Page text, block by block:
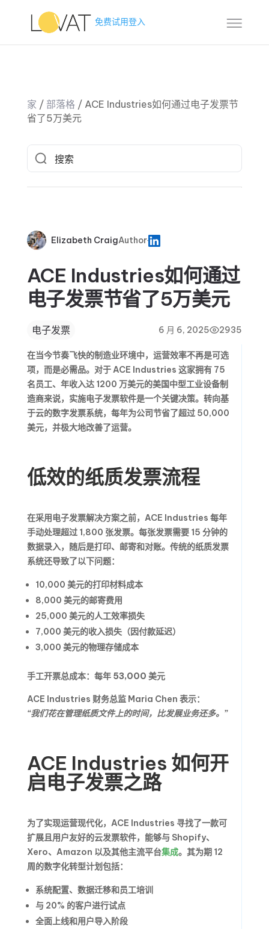
免费试用登入
家 / 部落格/ ACE Industries如何通过电子发票节
省了5万美元
Elizabeth CraigAuthor
ACE Industries如何通过
电子发票节省了5万美元
电子发票 6 月 6, 2025 2935
在当今节奏飞快的制造业环境中，运营效率不再是可选
项，而是必需品。对于 ACE Industries 这家拥有 75
名员工、年收入达 1200 万美元的美国中型工业设备制
造商来说，实施电子发票软件是一个关键决策。转向基
于云的数字发票系统，每年为公司节省了超过 50,000
美元，并极大地改善了运营。
低效的纸质发票流程
在采用电子发票解决方案之前，ACE Industries 每年
手动处理超过 1,800 张发票。每张发票需要 15 分钟的
数据录入，随后是打印、邮寄和对账。传统的纸质发票
系统还导致了以下问题：
10,000 美元的打印材料成本
8,000 美元的邮寄费用
25,000 美元的人工效率损失
7,000 美元的收入损失（因付款延迟）
3,000 美元的物理存储成本
手工开票总成本： 每年 53,000 美元
ACE Industries 财务总监 Maria Chen 表示：
“我们花在管理纸质文件上的时间，比发展业务还多。”
ACE Industries 如何开
启电子发票之路
为了实现运营现代化，ACE Industries 寻找了一款可
扩展且用户友好的云发票软件，能够与 Shopify、
Xero、Amazon 以及其他主流平台集成。其为期 12
周的数字化转型计划包括：
系统配置、数据迁移和员工培训
与 20% 的客户进行试点
全面上线和用户导入阶段